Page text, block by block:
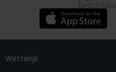
Wettelijk